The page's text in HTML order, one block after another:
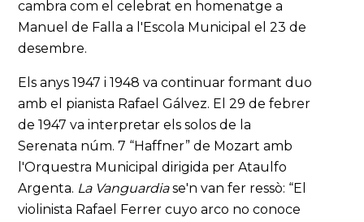
cambra com el celebrat en homenatge a
Manuel de Falla a l'Escola Municipal el 23 de
desembre.
Els anys 1947 i 1948 va continuar formant duo
amb el pianista Rafael Gálvez. El 29 de febrer
de 1947 va interpretar els solos de la
Serenata núm. 7 “Haffner” de Mozart amb
l'Orquestra Municipal dirigida per Ataulfo
Argenta. La Vanguardiase'n van fer ressò: “El
violinista Rafael Ferrer cuyo arco no conoce